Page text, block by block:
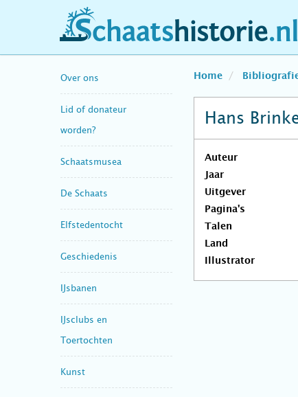
schaatshistorie.nl
Over ons
Lid of donateur
worden?
Schaatsmusea
De Schaats
Elfstedentocht
Geschiedenis
IJsbanen
IJsclubs en
Toertochten
Kunst
Home
Hans
Auteur
Jaar
Uitgever
Pagina's
Talen
Land
Illustrator